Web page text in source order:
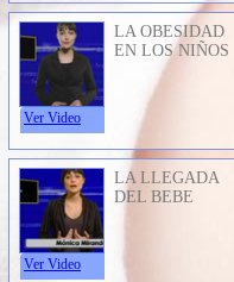
Ver Video
LA OBESIDAD
EN LOS NIÑOS
Ver Video
LA LLEGADA
DEL BEBE